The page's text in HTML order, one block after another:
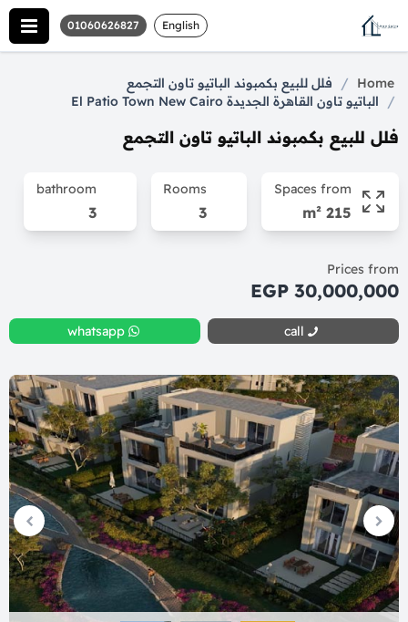
English
01060626827
Home
/ فلل للبيع بكمبوند الباتيو تاون التجمع
/ الباتيو تاون القاهرة الجديدة El Patio Town New Cairo
فلل للبيع بكمبوند الباتيو تاون التجمع
Spaces from
215 m²
Rooms
3
bathroom
3
Prices from
30,000,000 EGP
call
whatsapp